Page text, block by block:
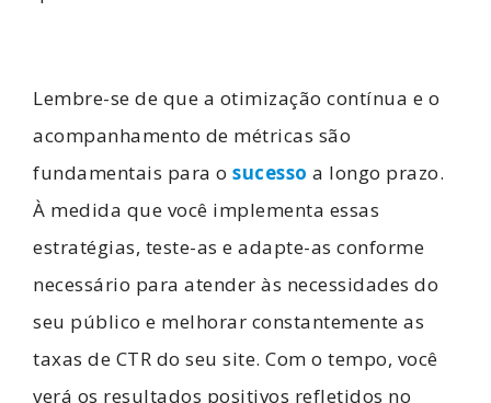
Lembre-se de que a otimização contínua e o
acompanhamento de métricas são
fundamentais para o sucesso a longo prazo.
À medida que você implementa essas
estratégias, teste-as e adapte-as conforme
necessário para atender às necessidades do
seu público e melhorar constantemente as
taxas de CTR do seu site. Com o tempo, você
verá os resultados positivos refletidos no